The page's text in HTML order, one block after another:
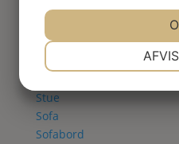
Klædeskab
Vitrineskab
Spisebord
Stue
Sofa
Sofabord